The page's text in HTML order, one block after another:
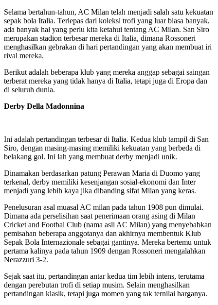
Selama bertahun-tahun, AC Milan telah menjadi salah satu kekuatan
sepak bola Italia. Terlepas dari koleksi trofi yang luar biasa banyak,
ada banyak hal yang perlu kita ketahui tentang AC Milan. San Siro
merupakan stadion terbesar mereka di Italia, dimana Rossoneri
menghasilkan gebrakan di hari pertandingan yang akan membuat iri
rival mereka.
Berikut adalah beberapa klub yang mereka anggap sebagai saingan
terberat mereka yang tidak hanya di Italia, tetapi juga di Eropa dan
di seluruh dunia.
Derby Della Madonnina
Ini adalah pertandingan terbesar di Italia. Kedua klub tampil di San
Siro, dengan masing-masing memiliki kekuatan yang berbeda di
belakang gol. Ini lah yang membuat derby menjadi unik.
Dinamakan berdasarkan patung Perawan Maria di Duomo yang
terkenal, derby memiliki kesenjangan sosial-ekonomi dan Inter
menjadi yang lebih kaya jika dibanding sifat Milan yang keras.
Penelusuran asal muasal AC milan pada tahun 1908 pun dimulai.
Dimana ada perselisihan saat penerimaan orang asing di Milan
Cricket and Footbal Club (nama asli AC Milan) yang menyebabkan
pemisahan beberapa anggotanya dan akhirnya membentuk Klub
Sepak Bola Internazionale sebagai gantinya. Mereka bertemu untuk
pertama kalinya pada tahun 1909 dengan Rossoneri mengalahkan
Nerazzuri 3-2.
Sejak saat itu, pertandingan antar kedua tim lebih intens, terutama
dengan perebutan trofi di setiap musim. Selain menghasilkan
pertandingan klasik, tetapi juga momen yang tak ternilai harganya.